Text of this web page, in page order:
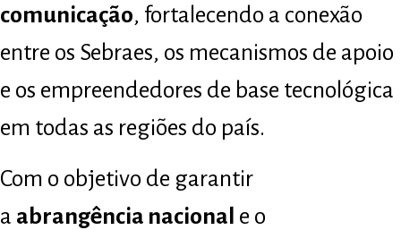
comunicação, fortalecendo a conexão
entre os Sebraes, os mecanismos de apoio
e os empreendedores de base tecnológica
em todas as regiões do país.
Com o objetivo de garantir
a abrangência nacional e o